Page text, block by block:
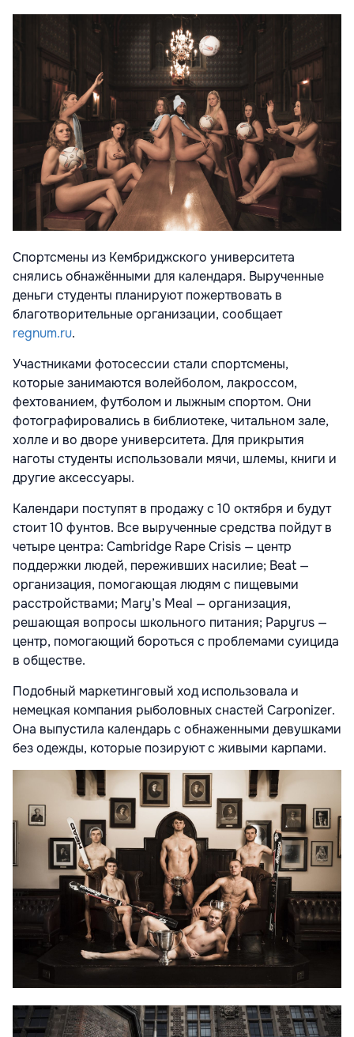
Спортсмены из Кембриджского университета
снялись обнажёнными для календаря. Вырученные
деньги студенты планируют пожертвовать в
благотворительные организации, сообщает
regnum.ru.
Участниками фотосессии стали спортсмены,
которые занимаются волейболом, лакроссом,
фехтованием, футболом и лыжным спортом. Они
фотографировались в библиотеке, читальном зале,
холле и во дворе университета. Для прикрытия
наготы студенты использовали мячи, шлемы, книги и
другие аксессуары.
Календари поступят в продажу с 10 октября и будут
стоит 10 фунтов. Все вырученные средства пойдут в
четыре центра: Cambridge Rape Crisis — центр
поддержки людей, переживших насилие; Beat —
организация, помогающая людям с пищевыми
расстройствами; Mary’s Meal — организация,
решающая вопросы школьного питания; Papyrus —
центр, помогающий бороться с проблемами суицида
в обществе.
Подобный маркетинговый ход использовала и
немецкая компания рыболовных снастей Carponizer.
Она выпустила календарь с обнаженными девушками
без одежды, которые позируют с живыми карпами.